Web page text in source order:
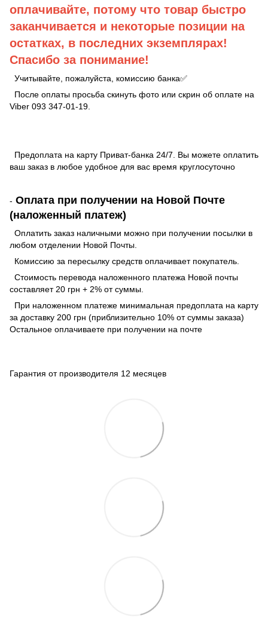
оплачивайте, потому что товар быстро
заканчивается и некоторые позиции на
остатках, в последних экземплярах!
Спасибо за понимание!
Учитывайте, пожалуйста, комиссию банка✅
После оплаты просьба скинуть фото или скрин об оплате на
Viber 093 347-01-19.
Предоплата на карту Приват-банка 24/7. Вы можете оплатить
ваш заказ в любое удобное для вас время круглосуточно
- Оплата при получении на Новой Почте
(наложенный платеж)
Оплатить заказ наличными можно при получении посылки в
любом отделении Новой Почты.
Комиссию за пересылку средств оплачивает покупатель.
Стоимость перевода наложенного платежа Новой почты
составляет 20 грн + 2% от суммы.
При наложенном платеже минимальная предоплата на карту
за доставку 200 грн (приблизительно 10% от суммы заказа)
Остальное оплачиваете при получении на почте
Гарантия от производителя 12 месяцев